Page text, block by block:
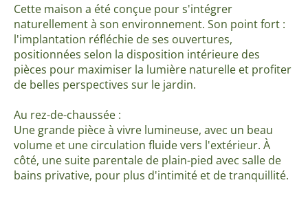
Cette maison a été conçue pour s'intégrer
naturellement à son environnement. Son point fort :
l'implantation réfléchie de ses ouvertures,
positionnées selon la disposition intérieure des
pièces pour maximiser la lumière naturelle et profiter
de belles perspectives sur le jardin.
Au rez-de-chaussée :
Une grande pièce à vivre lumineuse, avec un beau
volume et une circulation fluide vers l'extérieur. À
côté, une suite parentale de plain-pied avec salle de
bains privative, pour plus d'intimité et de tranquillité.